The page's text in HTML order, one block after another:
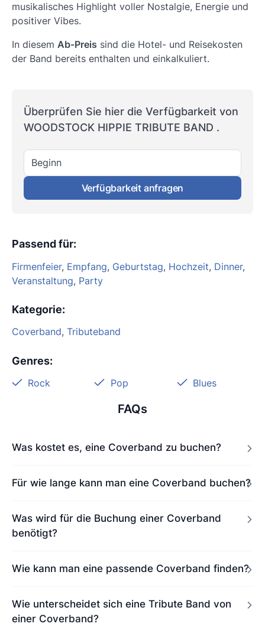
musikalisches Highlight voller Nostalgie, Energie und
positiver Vibes.
In diesem Ab-Preis sind die Hotel- und Reisekosten
der Band bereits enthalten und einkalkuliert.
Überprüfen Sie hier die Verfügbarkeit von
WOODSTOCK HIPPIE TRIBUTE BAND .
Beginn
Verfügbarkeit anfragen
Passend für:
Firmenfeier, Empfang, Geburtstag, Hochzeit, Dinner,
Veranstaltung, Party
Kategorie:
Coverband, Tributeband
Genres:
Rock Pop Blues
FAQs
Was kostet es, eine Coverband zu buchen?
Für wie lange kann man eine Coverband buchen?
Was wird für die Buchung einer Coverband
benötigt?
Wie kann man eine passende Coverband finden?
Wie unterscheidet sich eine Tribute Band von
einer Coverband?